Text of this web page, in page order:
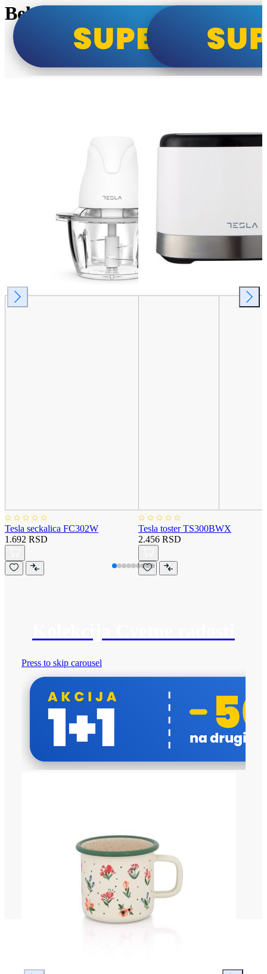
Beko i Tesla super cene
Tesla seckalica FC302W
1.692 RSD
Tesla toster TS300BWX
2.456 RSD
Press to skip carousel